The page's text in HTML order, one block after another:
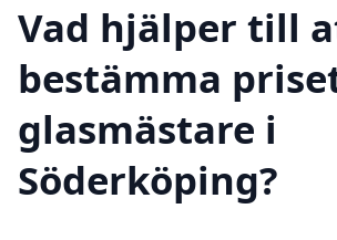
Vad hjälper till
bestämma
glasmästare i
Söderköping?